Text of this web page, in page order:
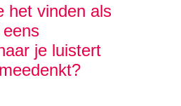
het vinden als
je luistert